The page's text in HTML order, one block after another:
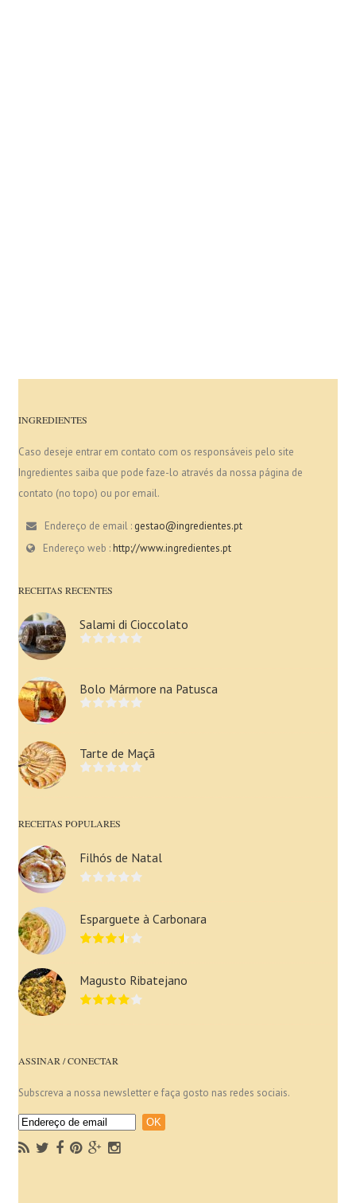
INGREDIENTES
Caso deseje entrar em contato com os responsáveis pelo site
Ingredientes saiba que pode faze-lo através da nossa página de
contato (no topo) ou por email.
Endereço de email : gestao@ingredientes.pt
Endereço web :http://www.ingredientes.pt
RECEITAS RECENTES
Salami di Cioccolato
Bolo Mármore na Patusca
Tarte de Maçã
RECEITAS POPULARES
Filhós de Natal
Esparguete à Carbonara
Magusto Ribatejano
ASSINAR / CONECTAR
Subscreva a nossa newsletter e faça gosto nas redes sociais.